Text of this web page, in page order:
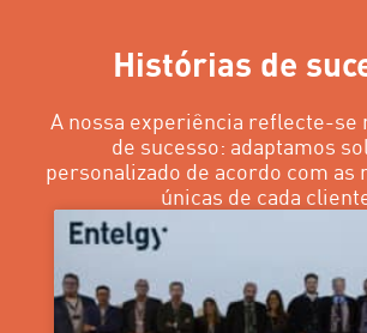
Histórias de
A nossa experiência reflecte-se
de sucesso: adaptamos
personalizado de acordo com as
únicas de cada